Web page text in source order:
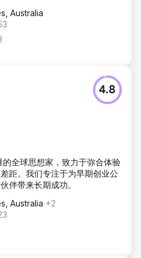
Australia
4.8
全球思想家，致力于弥合体验
距。我们专注于为早期创业公
伴带来长期成功。
Australia +2